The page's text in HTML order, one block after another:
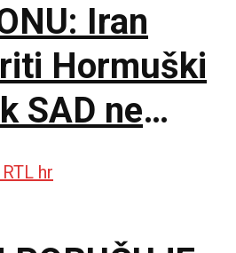
Iran
Hormuški
SAD ne
uslova